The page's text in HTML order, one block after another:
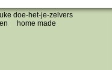
doe-het-je-zelvers
home made